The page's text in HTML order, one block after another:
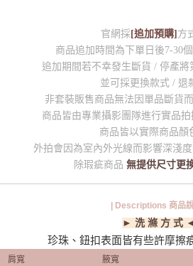
官網採 [追加預購] 方
商品追加時間為下單日後7-30
追加期間若不幸發生斷貨 / 停產將
並可採更換款式 / 退
非套裝販售商品無法因單品斷貨
商品皆由專業攝影團隊進行實品
商品皆以實際商品顏
外拍會因為室內外光線而影響深淺
除瑕疵商品 無提供尺寸更
| Descriptions 商品說
► 洗 滌 方 式 ◄
珍珠、鈕扣表面皆有些許摩擦
肩寬 腋寬